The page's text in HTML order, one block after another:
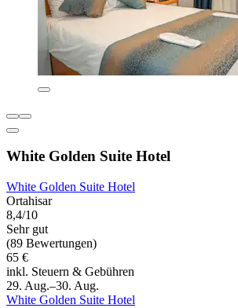
White Golden Suite Hotel
White Golden Suite Hotel
Ortahisar
8,4/10
Sehr gut
(89 Bewertungen)
65 €
inkl. Steuern & Gebühren
29. Aug.–30. Aug.
White Golden Suite Hotel